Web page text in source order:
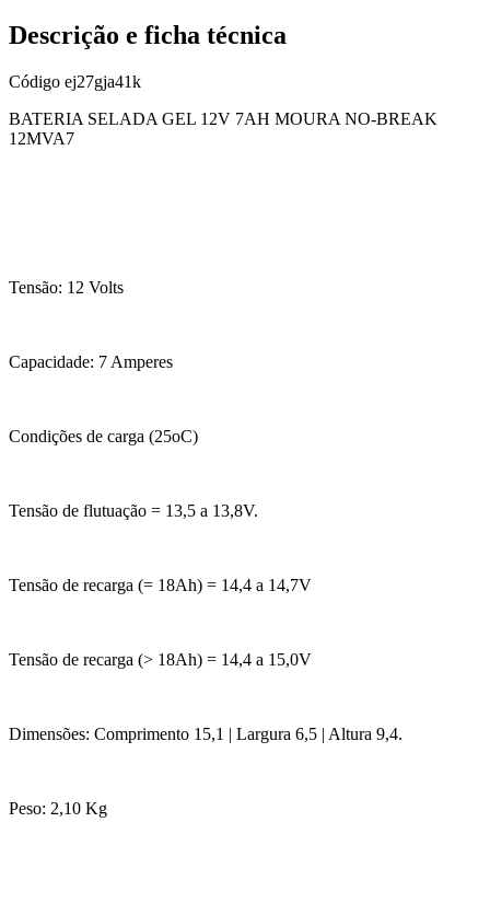
Descrição e ficha técnica
Código ej27gja41k
BATERIA SELADA GEL 12V 7AH MOURA NO-BREAK
12MVA7
Tensão: 12 Volts
Capacidade: 7 Amperes
Condições de carga (25oC)
Tensão de flutuação = 13,5 a 13,8V.
Tensão de recarga (= 18Ah) = 14,4 a 14,7V
Tensão de recarga (> 18Ah) = 14,4 a 15,0V
Dimensões: Comprimento 15,1 | Largura 6,5 | Altura 9,4.
Peso: 2,10 Kg